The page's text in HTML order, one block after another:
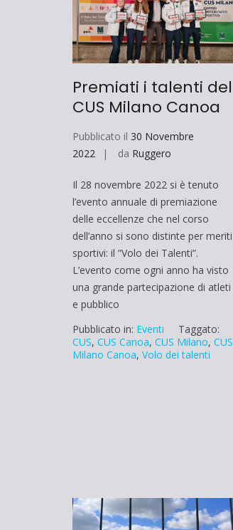
Premiati i talenti del
CUS Milano Canoa
Pubblicato il 30 Novembre
2022
da Ruggero
Il 28 novembre 2022 si è tenuto
l’evento annuale di premiazione
delle eccellenze che nel corso
dell’anno si sono distinte per meriti
sportivi: il “Volo dei Talenti”.
L’evento come ogni anno ha visto
una grande partecipazione di atleti
e pubblico
Pubblicato in: Eventi
Taggato:
CUS, CUS Canoa, CUS Milano, CUS
Milano Canoa, Volo dei talenti